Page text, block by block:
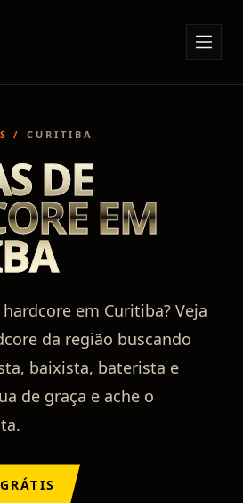
/ CURITIBA
DE
EM
em Curitiba? Veja
da região buscando
baixista, baterista e
de graça e ache o